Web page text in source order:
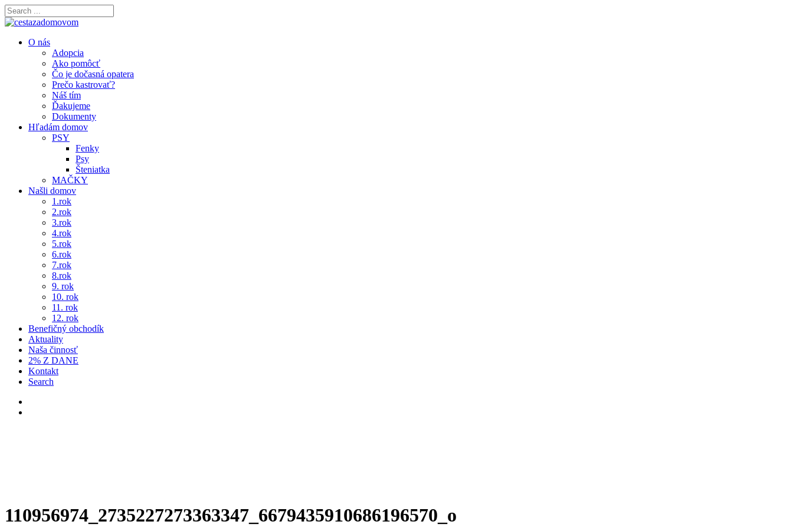
O nás
Adopcia
Ako pomôcť
Čo je dočasná opatera
Prečo kastrovať?
Náš tím
Ďakujeme
Dokumenty
Hľadám domov
PSY
Fenky
Psy
Šteniatka
MAČKY
Našli domov
1.rok
2.rok
3.rok
4.rok
5.rok
6.rok
7.rok
8.rok
9. rok
10. rok
11. rok
12. rok
Benefičný obchodík
Aktuality
Naša činnosť
2% Z DANE
Kontakt
Search
110956974_2735227273363347_6679435910686196570_o